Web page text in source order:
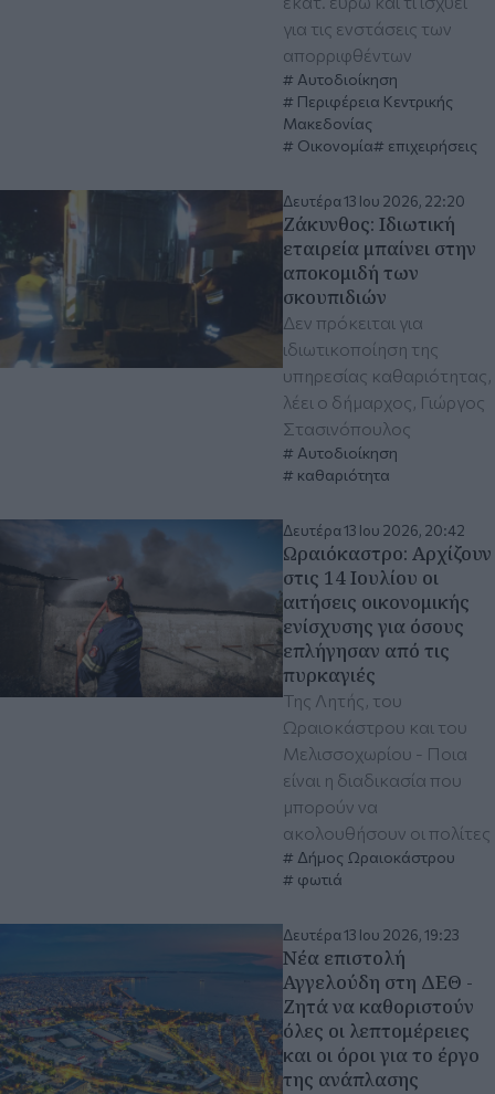
για τις ενστάσεις των
απορριφθέντων
Αυτοδιοίκηση
Περιφέρεια Κεντρικής
Μακεδονίας
Οικονομία
επιχειρήσεις
Δευτέρα 13 Ιου 2026, 22:20
Ζάκυνθος: Ιδιωτική
εταιρεία μπαίνει στην
αποκομιδή των
σκουπιδιών
Δεν πρόκειται για
ιδιωτικοποίηση της
υπηρεσίας καθαριότητας,
λέει ο δήμαρχος, Γιώργος
Στασινόπουλος
Αυτοδιοίκηση
καθαριότητα
Δευτέρα 13 Ιου 2026, 20:42
Ωραιόκαστρο: Αρχίζουν
στις 14 Ιουλίου οι
αιτήσεις οικονομικής
ενίσχυσης για όσους
επλήγησαν από τις
πυρκαγιές
Της Λητής, του
Ωραιοκάστρου και του
Μελισσοχωρίου - Ποια
είναι η διαδικασία που
μπορούν να
ακολουθήσουν οι πολίτες
Δήμος Ωραιοκάστρου
φωτιά
Δευτέρα 13 Ιου 2026, 19:23
Νέα επιστολή
Αγγελούδη στη ΔΕΘ -
Ζητά να καθοριστούν
όλες οι λεπτομέρειες
και οι όροι για το έργο
της ανάπλασης